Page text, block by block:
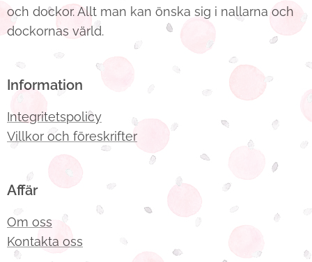
och dockor. Allt man kan önska sig i nallarna och
dockornas värld.
Information
Integritetspolicy
Villkor och föreskrifter
Affär
Om oss
Kontakta oss